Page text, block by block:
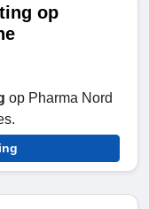
op
op Pharma Nord